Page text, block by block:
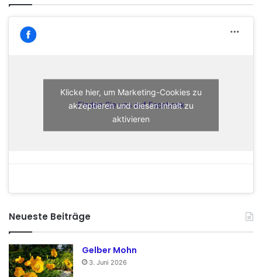
Finden Sie uns auf Facebook
Klicke hier, um Marketing-Cookies zu
akzeptieren und diesen Inhalt zu
aktivieren
Neueste Beiträge
Gelber Mohn
3. Juni 2026